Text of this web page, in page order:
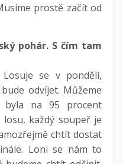
prostě začít od
pohár. S čím tam
se v pondělí,
odvíjet. Můžeme
byla na 95 procent
každý soupeř je
chtít dostat
Loni se nám to